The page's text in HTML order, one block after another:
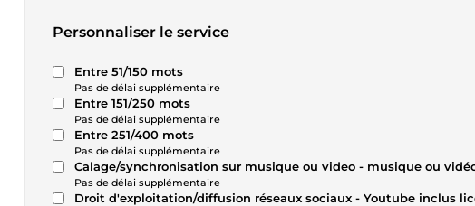
Personnaliser le service
Entre 51/150 mots
Pas de délai supplémentaire
Entre 151/250 mots
Pas de délai supplémentaire
Entre 251/400 mots
Pas de délai supplémentaire
Calage/synchronisation sur musique ou video - musique ou
Pas de délai supplémentaire
Droit d'exploitation/diffusion réseaux sociaux - Youtube inclus